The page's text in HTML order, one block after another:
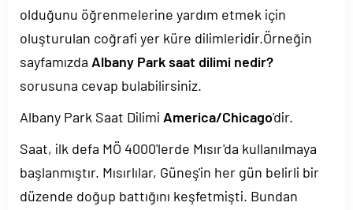
olduğunu öğrenmelerine yardım etmek için
oluşturulan coğrafi yer küre dilimleridir.Örneğin
sayfamızda Albany Park saat dilimi nedir?
sorusuna cevap bulabilirsiniz.
Albany Park Saat Dilimi America/Chicago'dir.
Saat, ilk defa MÖ 4000'lerde Mısır'da kullanılmaya
başlanmıştır. Mısırlılar, Güneş'in her gün belirli bir
düzende doğup battığını keşfetmişti. Bundan